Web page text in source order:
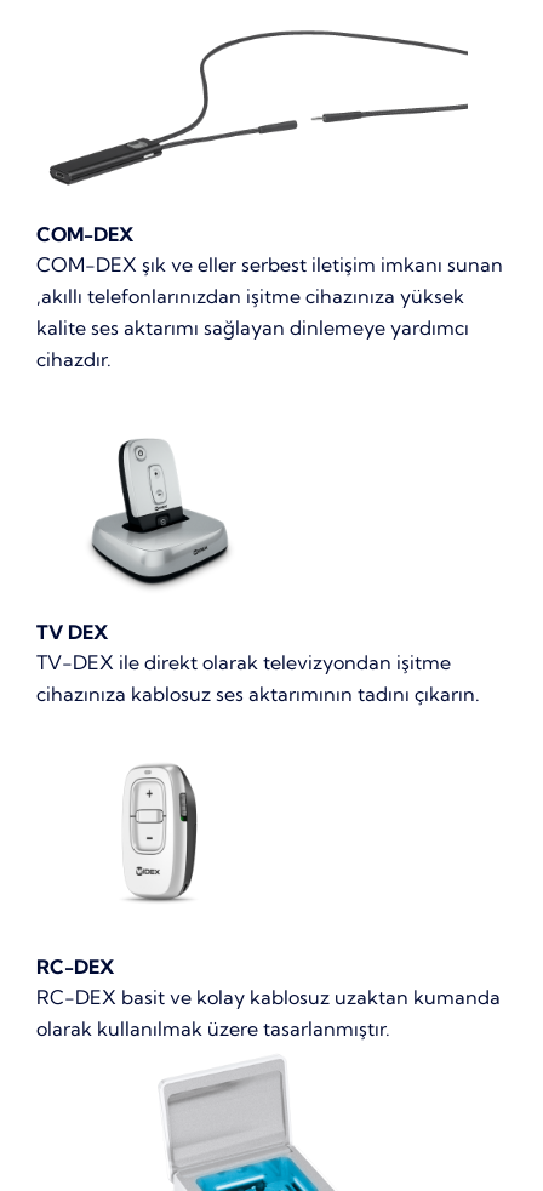
COM-DEX
COM-DEX şık ve eller serbest iletişim imkanı sunan
,akıllı telefonlarınızdan işitme cihazınıza yüksek
kalite ses aktarımı sağlayan dinlemeye yardımcı
cihazdır.
TV DEX
TV-DEX ile direkt olarak televizyondan işitme
cihazınıza kablosuz ses aktarımının tadını çıkarın.
RC-DEX
RC-DEX basit ve kolay kablosuz uzaktan kumanda
olarak kullanılmak üzere tasarlanmıştır.